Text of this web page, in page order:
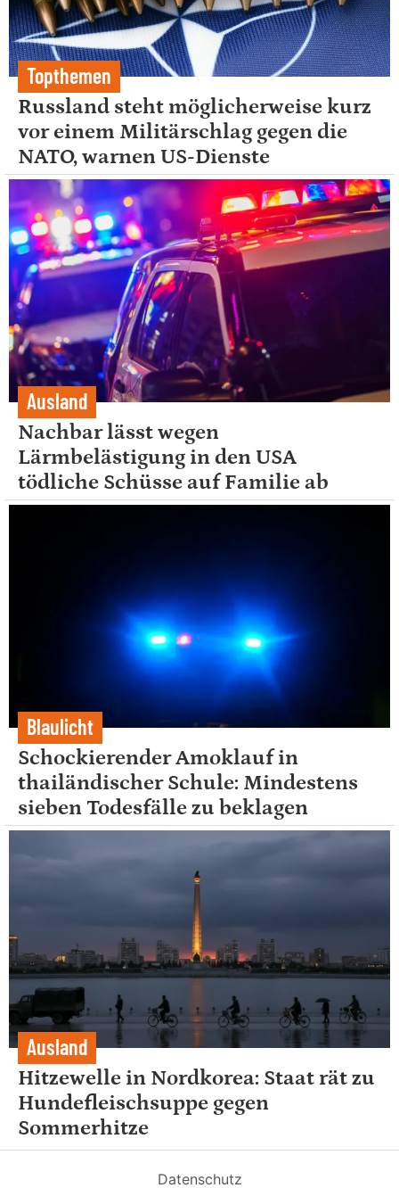
Topthemen
Russland steht möglicherweise kurz
vor einem Militärschlag gegen die
NATO, warnen US-Dienste
Ausland
Nachbar lässt wegen
Lärmbelästigung in den USA
tödliche Schüsse auf Familie ab
Blaulicht
Schockierender Amoklauf in
thailändischer Schule: Mindestens
sieben Todesfälle zu beklagen
Ausland
Hitzewelle in Nordkorea: Staat rät zu
Hundefleischsuppe gegen
Sommerhitze
Datenschutz